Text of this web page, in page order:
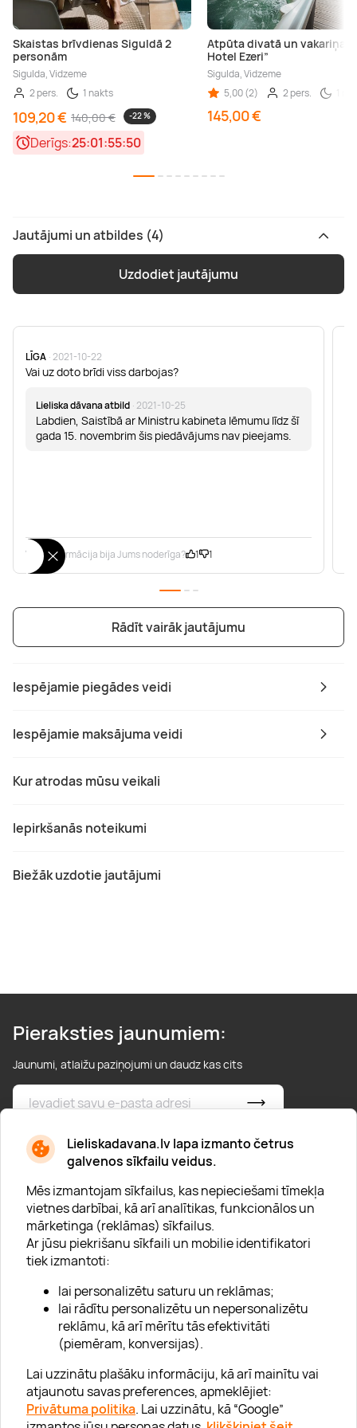
Lieliskadavana.lv lapa izmanto četrus
galvenos sīkfailu veidus.
Mēs izmantojam sīkfailus, kas nepieciešami tīmekļa
vietnes darbībai, kā arī analītikas, funkcionālos un
mārketinga (reklāmas) sīkfailus.
Ar jūsu piekrišanu sīkfaili un mobilie identifikatori
tiek izmantoti:
lai personalizētu saturu un reklāmas;
lai rādītu personalizētu un nepersonalizētu
reklāmu, kā arī mērītu tās efektivitāti
(piemēram, konversijas).
Lai uzzinātu plašāku informāciju, kā arī mainītu vai
atjaunotu savas preferences, apmeklējiet:
Privātuma politika. Lai uzzinātu, kā “Google”
Iespējamie piegādes veidi
Iespējamie maksājuma veidi
Kur atrodas mūsu veikali
Iepirkšanās noteikumi
Biežāk uzdotie jautājumi
Skaistas brīvdienas Siguldā 2
personām
Sigulda, Vidzeme
2 pers.
1 nakts
109,20 € 140,00 € -22 %
Derīgs:25:01:55:49
Atpūta divatā un vakariņas
Hotel Ezeri”
Sigulda, Vidzeme
5,00 (2)
2 pers.
145,00 €
Jautājumi un atbildes (4)
Uzdodiet jautājumu
LĪGA · 2021-10-22
Vai uz doto brīdi viss darbojas?
Lieliska dāvana atbild · 2021-10-25
Labdien, Saistībā ar Ministru kabineta lēmumu līdz šī
gada 15. novembrim šis piedāvājums nav pieejams.
Vai šī informācija bija Jums noderīga? 1 1
Rādīt vairāk jautājumu
Pieraksties jaunumiem:
Jaunumi, atlaižu paziņojumi un daudz kas cits
* Esmu iepazinies/usies ar privātuma politiku
Par "Lieliska dāvana"
Uzņēmumiem
Palīdzība